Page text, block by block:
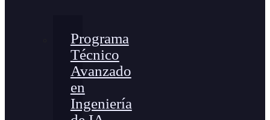
Programa
Técnico
Avanzado
en
Ingeniería